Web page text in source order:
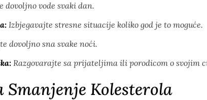
dovoljno vode svaki dan.
Izbjegavajte stresne situacije koliko god je to moguće.
dovoljno sna svake noći.
Razgovarajte sa prijateljima ili porodicom o svojim
Smanjenje Kolesterola